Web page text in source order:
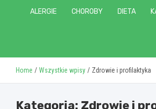
ALERGIE CHOROBY DIETA
Home Wszystkie wpisy Zdrowie i profilaktyka
Kategoria: Zdrowie i